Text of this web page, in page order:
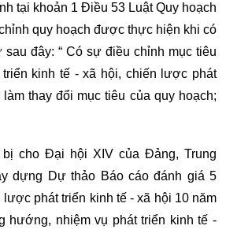
tại khoản 1 Điều 53 Luật Quy hoạch
quy hoạch được thực hiện khi có
sau đây: “ Có sự điều chỉnh mục tiêu
kinh tế - xã hội, chiến lược phát
thay đổi mục tiêu của quy hoạch;
bị cho Đại hội XIV của Đảng, Trung
dựng Dự thảo Báo cáo đánh giá 5
phát triển kinh tế - xã hội 10 năm
hướng, nhiệm vụ phát triển kinh tế -